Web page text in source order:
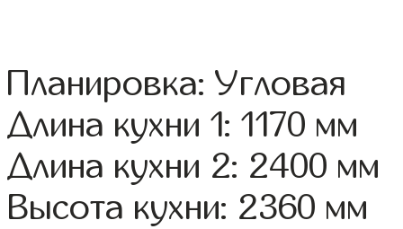
Планировка: Угловая
Длина кухни 1: 1170 мм
Длина кухни 2: 2400 мм
Высота кухни: 2360 мм